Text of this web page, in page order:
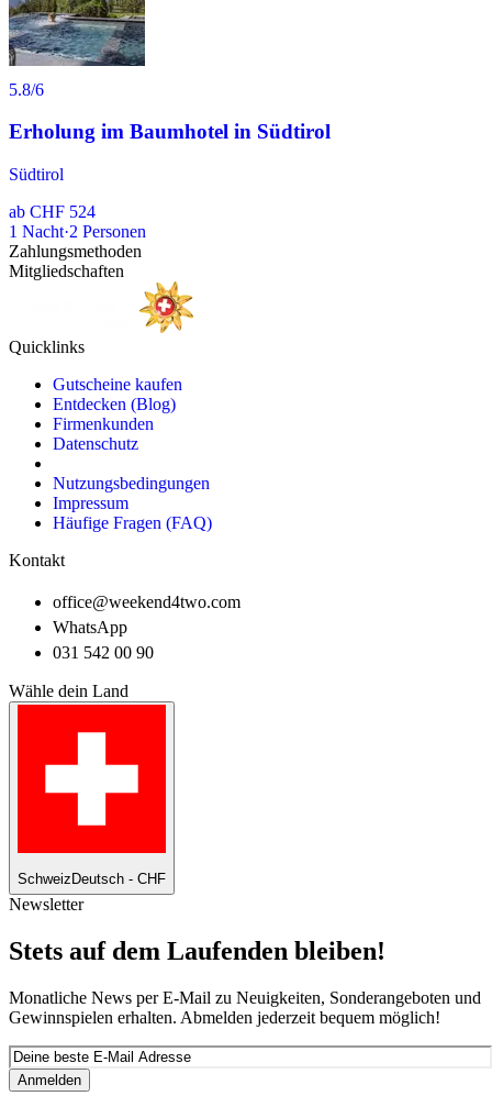
5.8/6
Erholung im Baumhotel in Südtirol
Südtirol
ab CHF 524
1 Nacht·2 Personen
Zahlungsmethoden
Mitgliedschaften
Quicklinks
Gutscheine kaufen
Entdecken (Blog)
Firmenkunden
Datenschutz
Nutzungsbedingungen
Impressum
Häufige Fragen (FAQ)
Kontakt
office@weekend4two.com
WhatsApp
031 542 00 90
Wähle dein Land
Schweiz Deutsch - CHF
Newsletter
Stets auf dem Laufenden bleiben!
Monatliche News per E-Mail zu Neuigkeiten, Sonderangeboten und
Gewinnspielen erhalten. Abmelden jederzeit bequem möglich!
Anmelden